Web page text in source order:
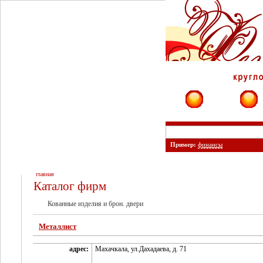
Пример: финансы
главная
Каталог фирм
Кованные изделия и брон. двери
Металлист
адрес: Махачкала, ул.Дахадаева, д. 71